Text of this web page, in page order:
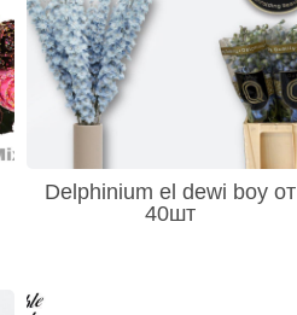
Delphinium el dewi boy от
40шт